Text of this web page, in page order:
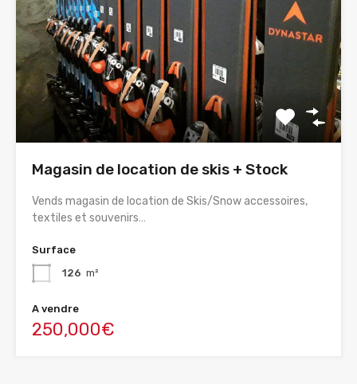
Magasin de location de skis + Stock
Vends magasin de location de Skis/Snow accessoires,
textiles et souvenirs…
Surface
126 m²
A vendre
250,000€